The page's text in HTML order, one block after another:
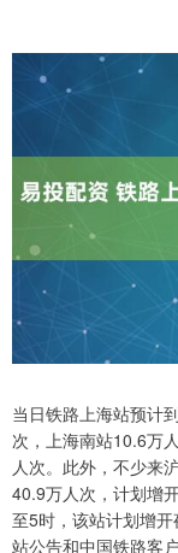
当日铁路上海站预计
次，上海南站10.6万
人次。此外，不少来
40.9万人次，计划增
至5时，该站计划增
站公告和中国铁路客